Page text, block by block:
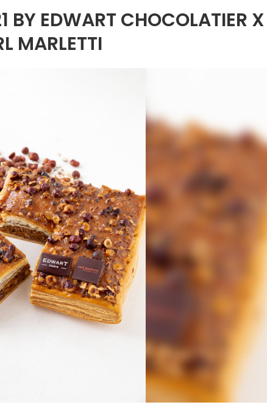
BY EDWART CHOCOLATIER X
MARLETTI